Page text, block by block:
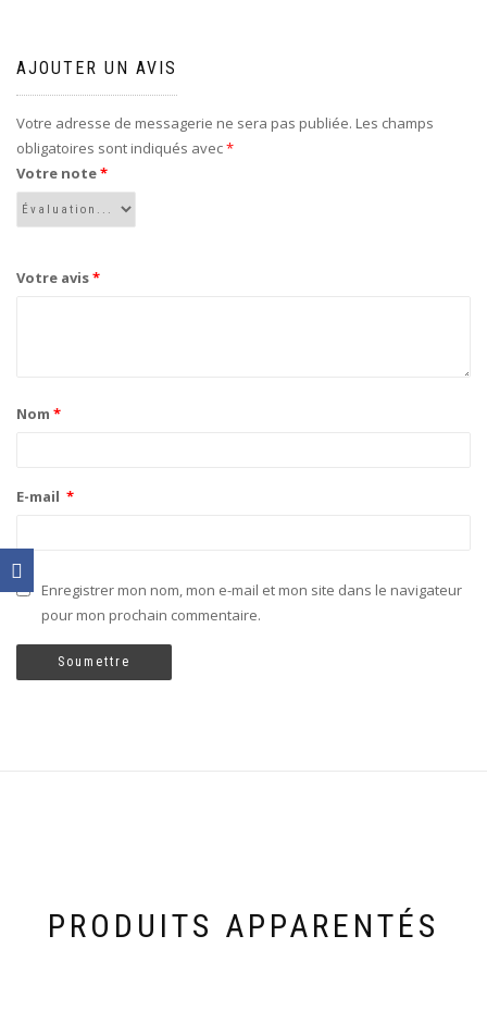
AJOUTER UN AVIS
Votre adresse de messagerie ne sera pas publiée. Les champs
obligatoires sont indiqués avec*
Votre note*
Votre avis*
Nom *
E-mail *
Enregistrer mon nom, mon e-mail et mon site dans le navigateur
pour mon prochain commentaire.
PRODUITS APPARENTÉS